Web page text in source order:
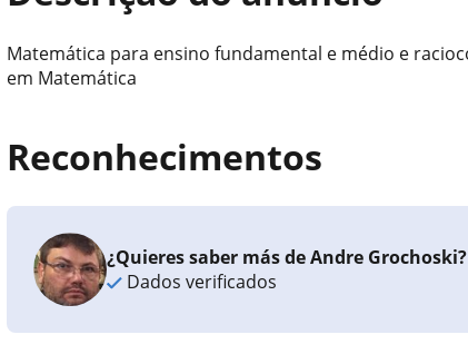
Matemática para ensino fundamental e médio e
em Matemática
Reconhecimentos
¿Quieres saber más de Andre Grochoski?
Dados verificados